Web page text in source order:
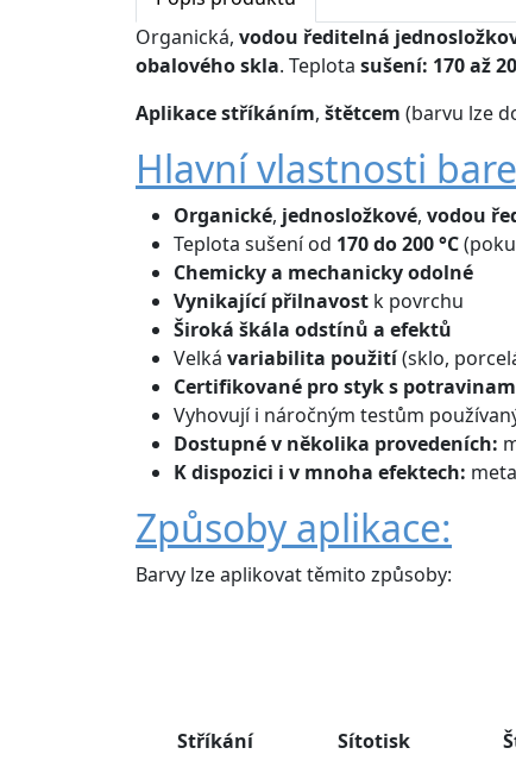
Organická, vodou ředitelná
obalového skla. Teplota sušení: 170 až
Aplikacestříkáním, štětcem (barvu lze
Hlavní vlastnosti
Organické, jednosložkové, vodou
Teplota sušení od 170 do 200 °C
Chemicky a mechanicky odolné
Vynikající přilnavost k povrchu
Široká škála odstínů a efektů
Velká variabilita použití(sklo,
Certifikované pro styk s
Vyhovují i náročným testům
Dostupné v několika provedeních:
K dispozici i v mnoha efektech:
Způsoby aplikace:
Barvy lze aplikovat těmito způsoby:
Stříkání Sítotisk